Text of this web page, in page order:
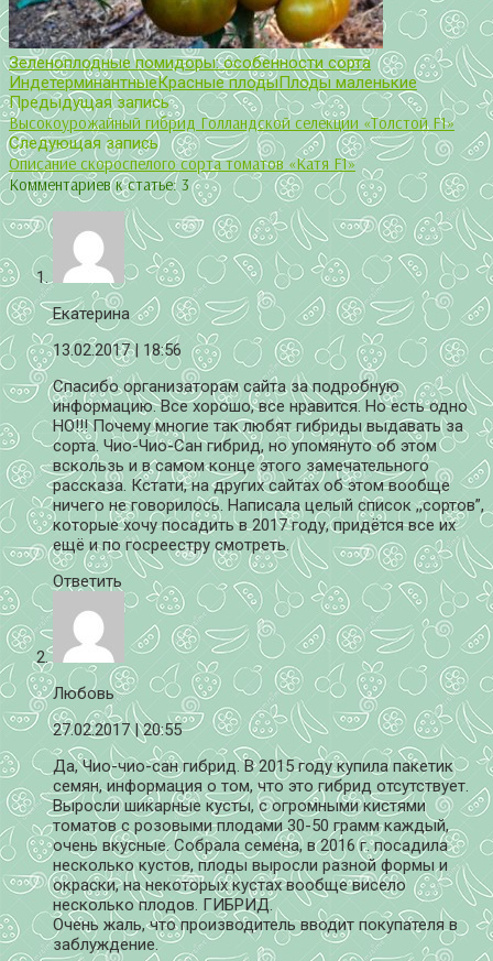
Зеленоплодные помидоры: особенности сорта
ИндетерминантныеКрасные плодыПлоды маленькие
Предыдущая запись
Высокоурожайный гибрид Голландской селекции «Толстой F1»
Следующая запись
Описание скороспелого сорта томатов «Катя F1»
Комментариев к статье: 3
Екатерина
13.02.2017| 18:56
Спасибо организаторам сайта за подробную
информацию. Все хорошо, все нравится. Но есть одно
НО!!! Почему многие так любят гибриды выдавать за
сорта. Чио-Чио-Сан гибрид, но упомянуто об этом
вскользь и в самом конце этого замечательного
рассказа. Кстати, на других сайтах об этом вообще
ничего не говорилось. Написала целый список ,,сортов”,
которые хочу посадить в 2017 году, придётся все их
ещё и по госреестру смотреть.
Ответить
Любовь
27.02.2017| 20:55
Да, Чио-чио-сан гибрид. В 2015 году купила пакетик
семян, информация о том, что это гибрид отсутствует.
Выросли шикарные кусты, с огромными кистями
томатов с розовыми плодами 30-50 грамм каждый,
очень вкусные. Собрала семена, в 2016 г. посадила
несколько кустов, плоды выросли разной формы и
окраски, на некоторых кустах вообще висело
несколько плодов. ГИБРИД.
Очень жаль, что производитель вводит покупателя в
заблуждение.